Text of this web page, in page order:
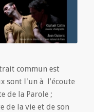
commun est
sont l'un à l'écoute
de la Parole ;
de la vie et de son